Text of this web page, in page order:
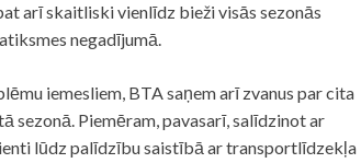
arī skaitliski vienlīdz bieži visās sezonās
negadījumā.
iemesliem, BTA saņem arī zvanus par cita
Piemēram, pavasarī, salīdzinot ar
lūdz palīdzību saistībā ar transportlīdzekļa